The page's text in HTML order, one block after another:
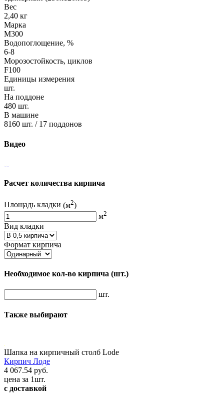
Вес
2,40 кг
Марка
М300
Водопоглощение, %
6-8
Морозостойкость, циклов
F100
Единицы измерения
шт.
На поддоне
480 шт.
В машине
8160 шт. / 17 поддонов
Видео
Расчет количества кирпича
Площадь кладки (м2)
м2
Вид кладки
Формат кирпича
Необходимое кол-во кирпича (шт.)
шт.
Также выбирают
Шапка на кирпичный столб Lode
Кирпич Лоде
4 067.54 руб.
цена за 1шт.
с доставкой